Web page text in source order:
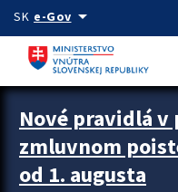
Preskocit na hlavný obsah
SK e-Govarrow_drop_down
Zastavit automatický posun
Nové pravidlá
zmluvnom
od 1. augusta